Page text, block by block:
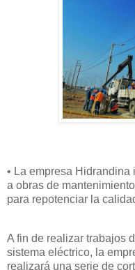
• La empresa
a obras de
para repotenciar la
A fin de realizar trabajos
sistema eléctrico, la
realizará una serie de